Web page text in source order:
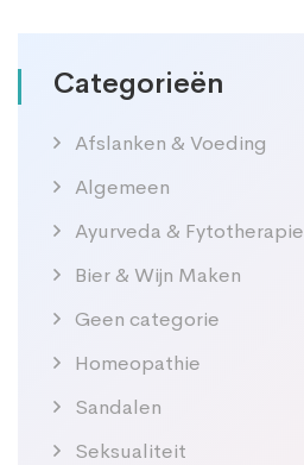
Categorieën
Afslanken & Voeding
Algemeen
Ayurveda & Fytotherapie
Bier & Wijn Maken
Geen categorie
Homeopathie
Sandalen
Seksualiteit